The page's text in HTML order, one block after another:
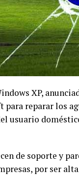
XP,
reparar los
usuario
de soporte y
por ser